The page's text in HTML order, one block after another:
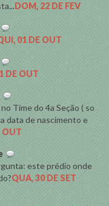
DOM, 22 DE FEV
01 DE OUT
DE OUT
Time do 4a Seção ( so
data de nascimento e
OUT
este prédio onde
QUA, 30 DE SET